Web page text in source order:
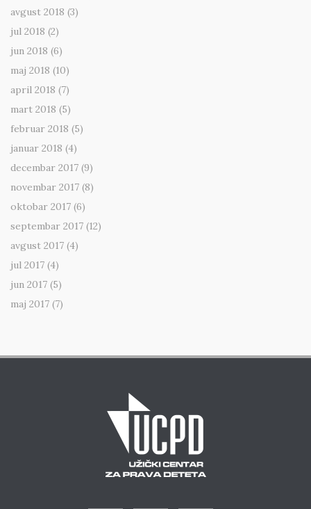
avgust 2018 (3)
jul 2018 (2)
jun 2018 (6)
maj 2018 (10)
april 2018 (7)
mart 2018 (5)
februar 2018 (5)
januar 2018 (4)
decembar 2017 (9)
novembar 2017 (8)
oktobar 2017 (6)
septembar 2017 (12)
avgust 2017 (4)
jul 2017 (4)
jun 2017 (5)
maj 2017 (7)